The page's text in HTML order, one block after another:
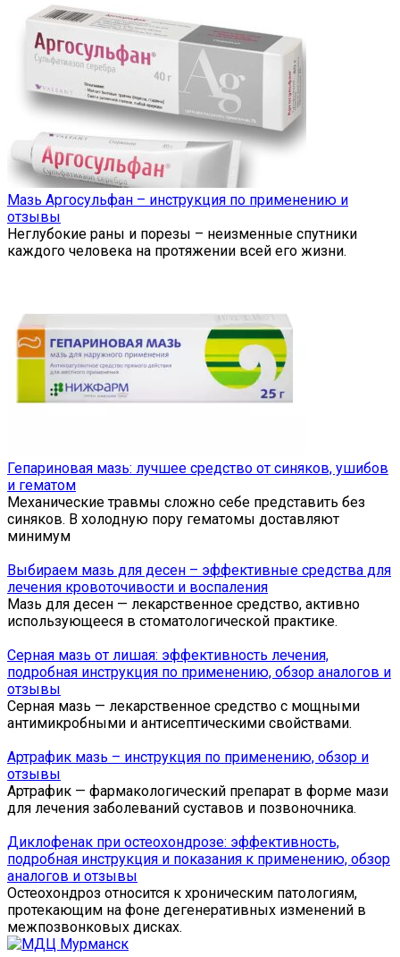
Мазь Аргосульфан – инструкция по применению и
отзывы
Неглубокие раны и порезы – неизменные спутники
каждого человека на протяжении всей его жизни.
Гепариновая мазь: лучшее средство от синяков, ушибов
и гематом
Механические травмы сложно себе представить без
синяков. В холодную пору гематомы доставляют
минимум
Выбираем мазь для десен – эффективные средства для
лечения кровоточивости и воспаления
Мазь для десен — лекарственное средство, активно
использующееся в стоматологической практике.
Серная мазь от лишая: эффективность лечения,
подробная инструкция по применению, обзор аналогов и
отзывы
Серная мазь — лекарственное средство с мощными
антимикробными и антисептическими свойствами.
Артрафик мазь – инструкция по применению, обзор и
отзывы
Артрафик — фармакологический препарат в форме мази
для лечения заболеваний суставов и позвоночника.
Диклофенак при остеохондрозе: эффективность,
подробная инструкция и показания к применению, обзор
аналогов и отзывы
Остеохондроз относится к хроническим патологиям,
протекающим на фоне дегенеративных изменений в
межпозвонковых дисках.